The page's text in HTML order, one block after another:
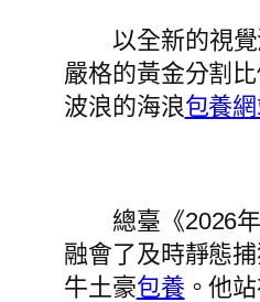
以全新的視
嚴格的黃金分割
波浪的海浪包養
總臺《2026
融會了及時靜態
牛土豪包養 。他